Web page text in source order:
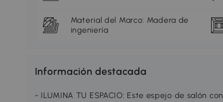
Material del Marco: Madera de
ingeniería
Información destacada
- ILUMINA TU ESPACIO: Este espejo de salón